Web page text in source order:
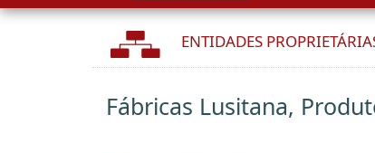
ENTIDADES
Fábricas Lusitana,